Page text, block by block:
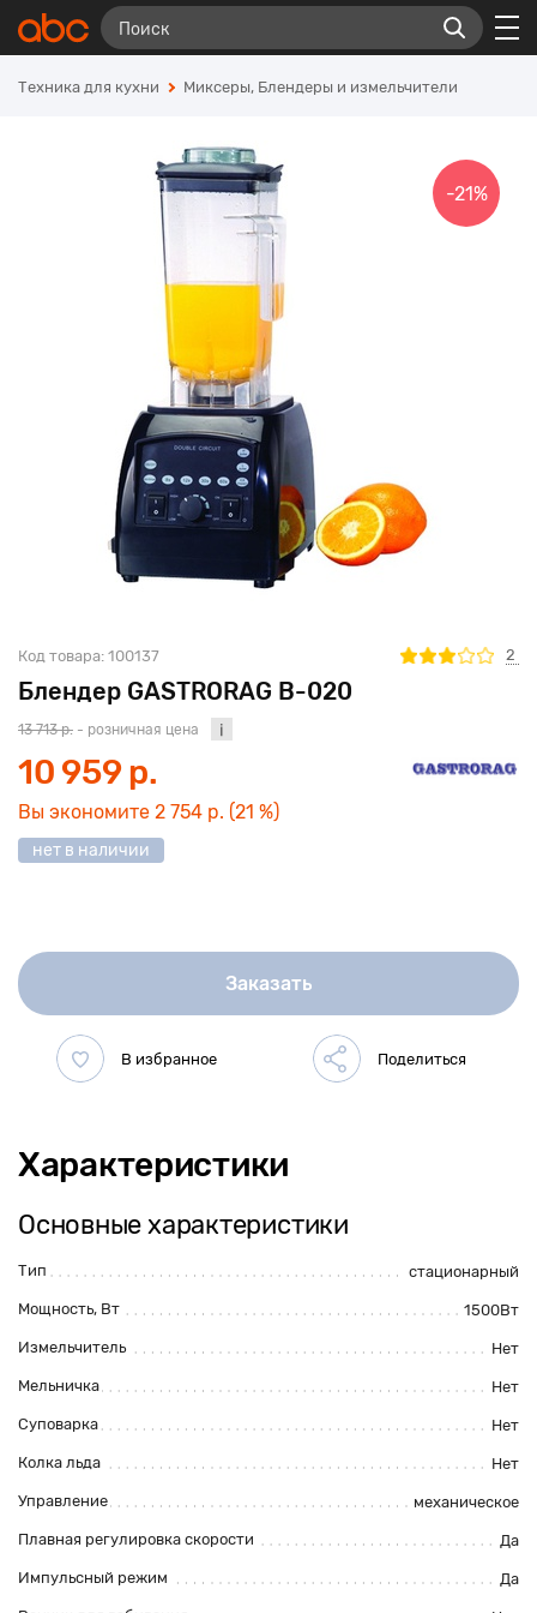
Техника для кухни Миксеры, Блендеры и измельчители
Блендер GASTRORAG B-020
Код товара: 100137 2
-21%
13 713 р. - розничная цена
10 959 р.
Вы экономите 2 754 р. (21 %)
нет в наличии
Заказать
Характеристики
Основные характеристики
Тип стационарный
Мощность, Вт 1500Вт
Измельчитель Нет
Мельничка Нет
Суповарка Нет
Колка льда Нет
Управление механическое
Плавная регулировка скорости Да
Импульсный режим Да